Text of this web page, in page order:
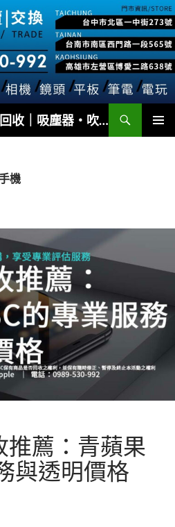
青蘋果3C｜Dyson 現金回收｜吸塵器・吹風機・Airwrap 快速估價
機
推薦：青蘋果
與透明價格